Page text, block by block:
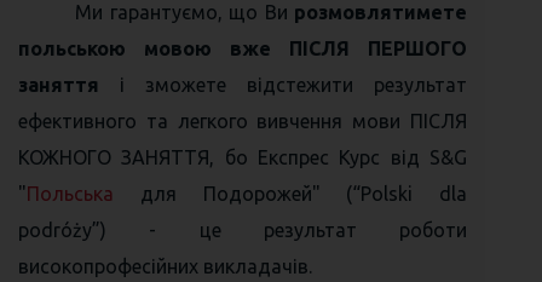
Ми гарантуємо, що Ви розмовлятимете
польською мовою вже ПІСЛЯ ПЕРШОГО
заняття
і зможете відстежити результат
ефективного та легкого вивчення мови ПІСЛЯ
КОЖНОГО ЗАНЯТТЯ, бо Експрес Курс від S&G
"Польська для Подорожей" (“Polski dla
podrόży”) - це результат роботи
високопрофесійних викладачів.